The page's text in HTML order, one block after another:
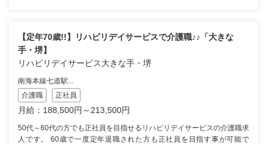
【定年70歳!!】リハビリデイサービスで介護職♪♪「大きな
手・堺】
リハビリデイサービス大きな手・堺
南海本線七道駅...
介護職
正社員
月給：188,500円～213,500円
50代～60代の方でも正社員を目指せるリハビリデイサービスの介護職求
人です。 60歳で一度定年退職された方も正社員を目指す事が可能で